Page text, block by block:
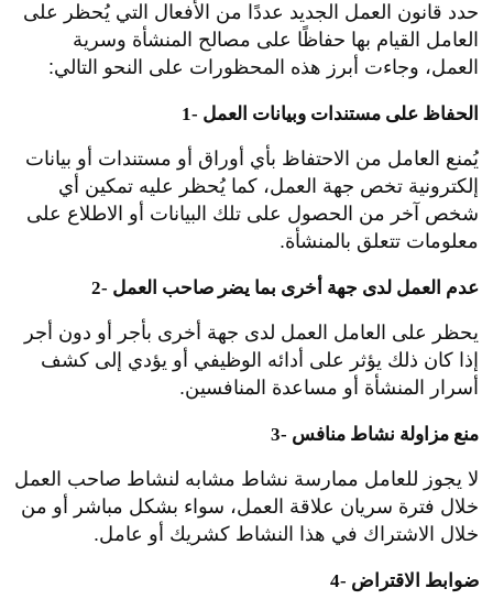
حدد قانون العمل الجديد عددًا من الأفعال التي يُحظر على
العامل القيام بها حفاظًا على مصالح المنشأة وسرية
العمل، وجاءت أبرز هذه المحظورات على النحو التالي:
1- الحفاظ على مستندات وبيانات العمل
يُمنع العامل من الاحتفاظ بأي أوراق أو مستندات أو بيانات
إلكترونية تخص جهة العمل، كما يُحظر عليه تمكين أي
شخص آخر من الحصول على تلك البيانات أو الاطلاع على
معلومات تتعلق بالمنشأة.
2- عدم العمل لدى جهة أخرى بما يضر صاحب العمل
يحظر على العامل العمل لدى جهة أخرى بأجر أو دون أجر
إذا كان ذلك يؤثر على أدائه الوظيفي أو يؤدي إلى كشف
أسرار المنشأة أو مساعدة المنافسين.
3- منع مزاولة نشاط منافس
لا يجوز للعامل ممارسة نشاط مشابه لنشاط صاحب العمل
خلال فترة سريان علاقة العمل، سواء بشكل مباشر أو من
خلال الاشتراك في هذا النشاط كشريك أو عامل.
4- ضوابط الاقتراض